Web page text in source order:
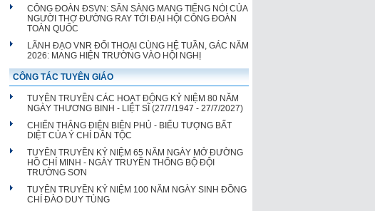
CÔNG ĐOÀN ĐSVN: SẴN SÀNG MANG TIẾNG NÓI CỦA
NGƯỜI THỢ ĐƯỜNG RAY TỚI ĐẠI HỘI CÔNG ĐOÀN
TOÀN QUỐC
LÃNH ĐẠO VNR ĐỐI THOẠI CÙNG HỆ TUẦN, GÁC NĂM
2026: MANG HIỆN TRƯỜNG VÀO HỘI NGHỊ
CÔNG TÁC TUYÊN GIÁO
TUYÊN TRUYỀN CÁC HOẠT ĐỘNG KỶ NIỆM 80 NĂM
NGÀY THƯƠNG BINH - LIỆT SĨ (27/7/1947 - 27/7/2027)
CHIẾN THẮNG ĐIỆN BIÊN PHỦ - BIỂU TƯỢNG BẤT
DIỆT CỦA Ý CHÍ DÂN TỘC
TUYÊN TRUYỀN KỶ NIỆM 65 NĂM NGÀY MỞ ĐƯỜNG
HỒ CHÍ MINH - NGÀY TRUYỀN THỐNG BỘ ĐỘI
TRƯỜNG SƠN
TUYÊN TRUYỀN KỶ NIỆM 100 NĂM NGÀY SINH ĐỒNG
CHÍ ĐÀO DUY TÙNG